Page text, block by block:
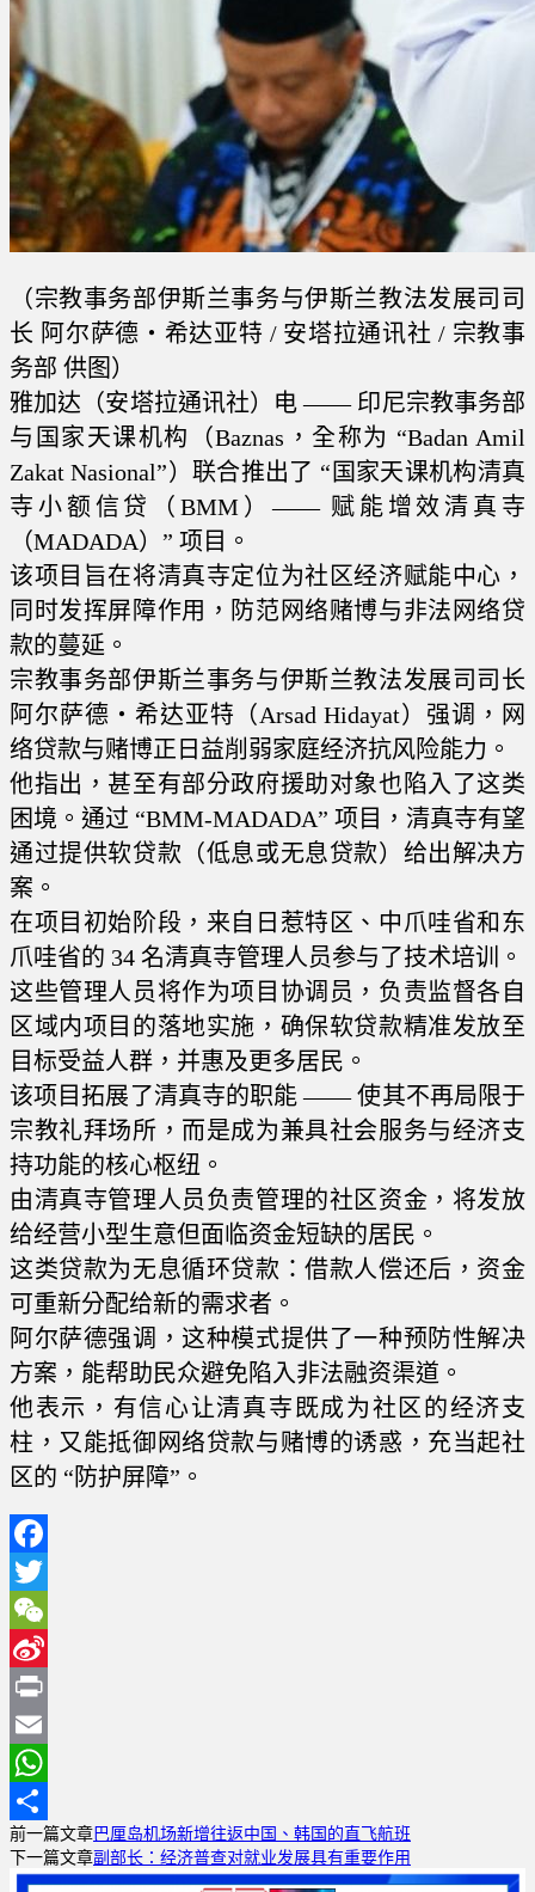
（宗教事务部伊斯兰事务与伊斯兰教法发展司司
长 阿尔萨德・希达亚特 / 安塔拉通讯社 / 宗教事
务部 供图）
雅加达（安塔拉通讯社）电 —— 印尼宗教事务部
与国家天课机构（Baznas，全称为 “Badan Amil
Zakat Nasional”）联合推出了 “国家天课机构清真
寺小额信贷（BMM）—— 赋能增效清真寺
（MADADA）” 项目。
该项目旨在将清真寺定位为社区经济赋能中心，
同时发挥屏障作用，防范网络赌博与非法网络贷
款的蔓延。
宗教事务部伊斯兰事务与伊斯兰教法发展司司长
阿尔萨德・希达亚特（Arsad Hidayat）强调，网
络贷款与赌博正日益削弱家庭经济抗风险能力。
他指出，甚至有部分政府援助对象也陷入了这类
困境。通过 “BMM-MADADA” 项目，清真寺有望
通过提供软贷款（低息或无息贷款）给出解决方
案。
在项目初始阶段，来自日惹特区、中爪哇省和东
爪哇省的 34 名清真寺管理人员参与了技术培训。
这些管理人员将作为项目协调员，负责监督各自
区域内项目的落地实施，确保软贷款精准发放至
目标受益人群，并惠及更多居民。
该项目拓展了清真寺的职能 —— 使其不再局限于
宗教礼拜场所，而是成为兼具社会服务与经济支
持功能的核心枢纽。
由清真寺管理人员负责管理的社区资金，将发放
给经营小型生意但面临资金短缺的居民。
这类贷款为无息循环贷款：借款人偿还后，资金
可重新分配给新的需求者。
阿尔萨德强调，这种模式提供了一种预防性解决
方案，能帮助民众避免陷入非法融资渠道。
他表示，有信心让清真寺既成为社区的经济支
柱，又能抵御网络贷款与赌博的诱惑，充当起社
区的 “防护屏障”。
Facebook
Twitter
WeChat
Sina
Weibo
Print
Email
WhatsApp
分
享
前一篇文章巴厘岛机场新增往返中国、韩国的直飞航班
下一篇文章副部长：经济普查对就业发展具有重要作用